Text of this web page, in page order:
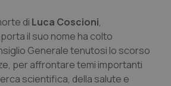
di Luca Coscioni,
il suo nome ha colto
Generale tenutosi lo scorso
per affrontare temi importanti
scientifica, della salute e